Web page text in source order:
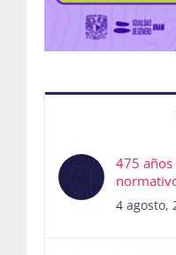
475 años
4 agosto,